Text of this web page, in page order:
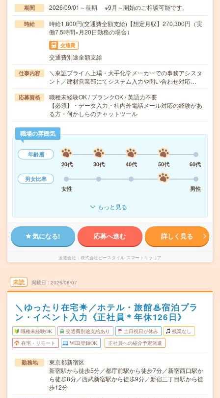
期間 2026/09/01～長期 ※9月～開始のご相談可能です。
時給
時給1,800円(交通費全額支給)【想定月収】270,300円（実
働7.5時間×月20日勤務の場合）
交通費
交通費別途全額支給
仕事内容
＼東証プライム上場・大手化学メーカーでの事務アシスタ
ント／建材営業部にてシステム入力や問い合わせ対応…
応募資格
職種未経験OK / ブランクOK / 英語力不要
【必須】・データ入力・社内外電話メール対応の経験があ
る方・何かしらのチャットツール
職場の雰囲気
年齢層
20代
30代 40代 50代
60代
男女比率
女性
男性
もっと見る
気になる! 応募へ進む 詳しく見る
派遣会社 株式会社ビースタイル スマートキャリア
未読 掲載日 2026/08/07
＼ゆったり在宅☀／ホテル・旅館♨宿泊プラ
ン・イベント入力《正社員＊年休126日》
職種未経験OK 交通費別途支給あり 土日祝日が休み 残業なし
在宅・リモート WEB登録OK 正社員への紹介予定派遣
勤務地
東京都新宿区
新宿駅から徒歩5分／都庁前駅から徒歩7分／新宿西口駅か
ら徒歩8分／西武新宿駅から徒歩9分／新宿三丁目駅から徒
歩12分